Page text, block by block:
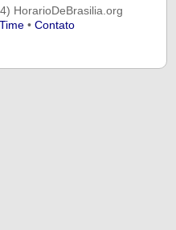
HorarioDeBrasilia.org
• Contato